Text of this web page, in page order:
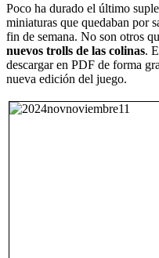
Poco ha durado el último
miniaturas que quedaban por
fin de semana. No son otros
nuevos trolls de las colinas.
descargar en PDF de forma
nueva edición del juego.